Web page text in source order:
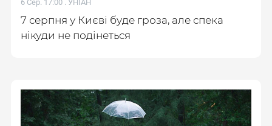
6 Сер. 17:00 . УНІАН
7 серпня у Києві буде гроза, але спека
нікуди не подінеться